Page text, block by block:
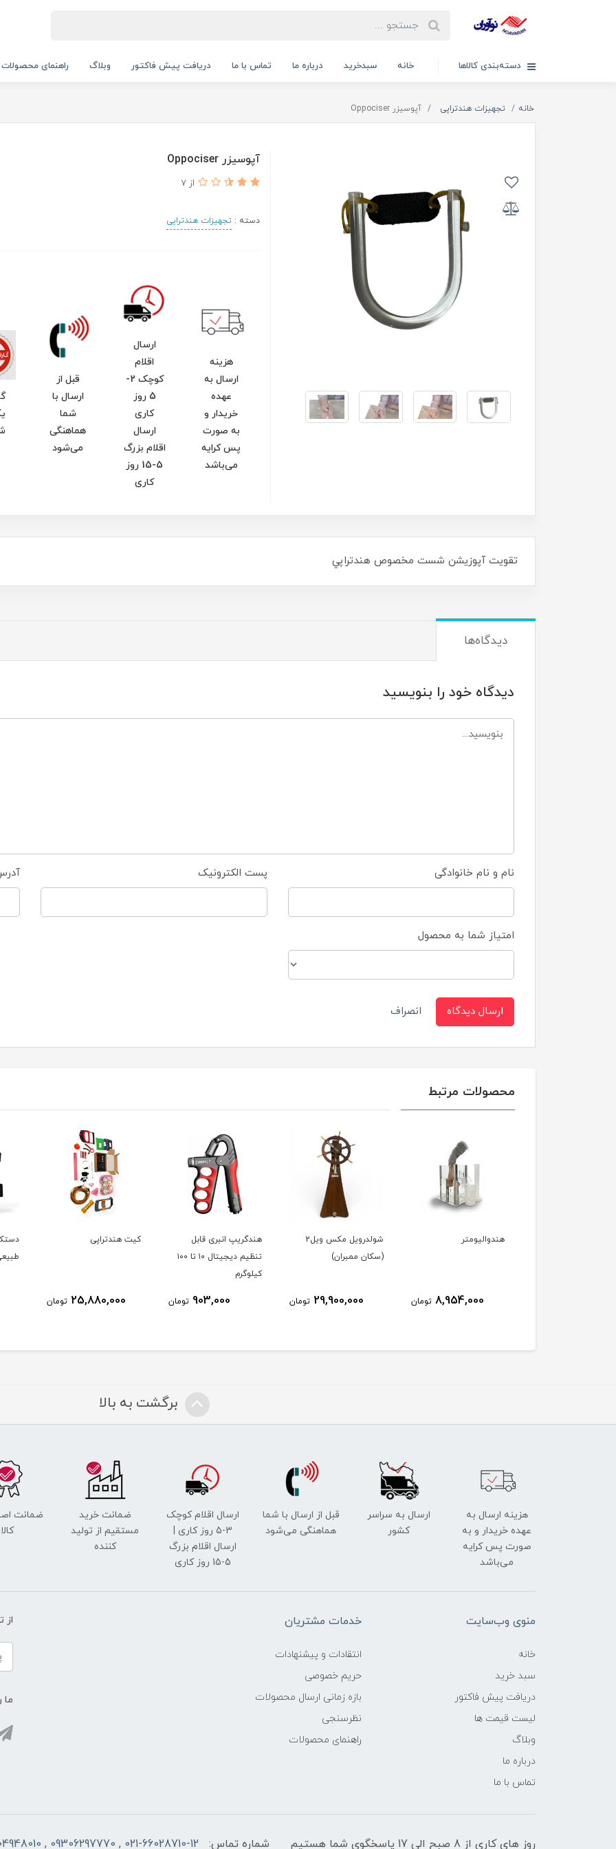
دسته‌بندی کالاها خانه سبدخرید درباره ما تماس با ما دریافت پیش فاکتور وبلاگ راهنمای محصولات
خانه تجهیزات هندتراپی آپوسیزر Oppociser
آپوسیزر Oppociser
از 7
دسته :تجهیزات هندتراپی
هزینه
ارسال به
عهده
خریدار و
به صورت
پس کرایه
می‌باشد
ارسال
اقلام
کوچک 2-
5 روز
کاری
ارسال
اقلام بزرگ
5-15 روز
کاری
قبل از
ارسال با
شما
هماهنگی
می‌شود
تقويت آپوزيشن شست مخصوص هندتراپي
دیدگاه‌ها
دیدگاه خود را بنویسید
نام و نام خانوادگی پست الکترونیک
امتیاز شما به محصول
ارسال دیدگاه انصراف
محصولات مرتبط
هندوالیومتر
8,954,000 تومان
شولدرویل مکس ویل2
(سکان ممبران)
29,900,000 تومان
هندگریپ انبری قابل
تنظیم دیجیتال ۱۰ تا ۱۰۰
کیلوگرم
903,000 تومان
کیت هندتراپی
25,880,000 تومان
برگشت به بالا
هزینه ارسال به
عهده خریدار و به
صورت پس کرایه
می‌باشد
ارسال به سراسر
کشور
قبل از ارسال با شما
هماهنگی می‌شود
ارسال اقلام کوچک
3-5 روز کاری |
ارسال اقلام بزرگ
5-15 روز کاری
ضمانت خرید
مستقیم از تولید
کننده
ضمانت
کالا
منوی وب‌سایت
خانه
سبد خرید
دریافت پیش فاکتور
لیست قیمت ها
وبلاگ
درباره ما
تماس با ما
خدمات مشتریان
انتقادات و پیشنهادات
حریم خصوصی
بازه زمانی ارسال محصولات
نظرسنجی
راهنمای محصولات
از
ما
روز های کاری از 8 صبح الی 17 پاسخگوی شما هستیم شماره تماس: 021-66028710-12 , 09306297770 , 09104948010